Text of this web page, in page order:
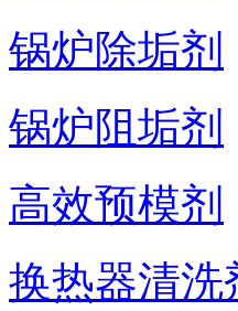
锅炉除垢剂
锅炉阻垢剂
高效预模剂
换热器清洗